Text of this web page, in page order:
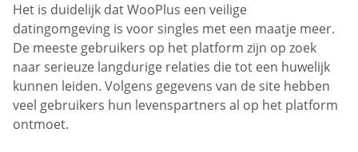
Het is duidelijk dat WooPlus een veilige
datingomgeving is voor singles met een maatje meer.
De meeste gebruikers op het platform zijn op zoek
naar serieuze langdurige relaties die tot een huwelijk
kunnen leiden. Volgens gegevens van de site hebben
veel gebruikers hun levenspartners al op het platform
ontmoet.